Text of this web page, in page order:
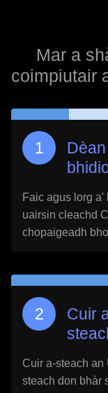
Mar a
coimpiutair
Faic agus lorg
uairsin cleachd
chopaigeadh
Cuir
Cuir a-steach
steach don bhàr